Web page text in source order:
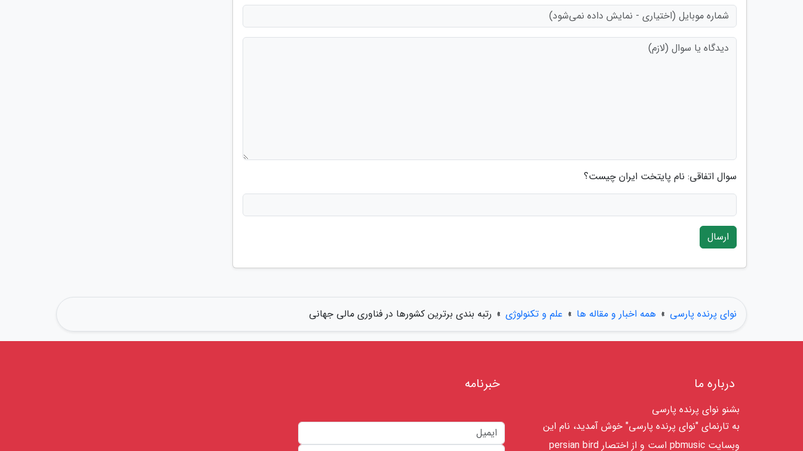
سوال اتفاقی: نام پایتخت ایران چیست؟
ارسال
نوای پرنده پارسی » همه اخبار و مقاله ها » علم و تکنولوژی » رتبه بندی برترین کشورها در فناوری مالی جهانی
درباره ما
بشنو نوای پرنده پارسی
به تارنمای "نوای پرنده پارسی" خوش آمدید، نام این
وبسایت pbmusic است و از اختصار persian bird
خبرنامه